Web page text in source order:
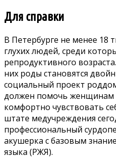
Для справки
В Петербурге не менее 18
глухих людей, среди
репродуктивного
них роды становятся
социальный проект
должен помочь женщинам
комфортно чувствовать
штате медучреждения
профессиональный
акушерка с базовым
языка (РЖЯ).